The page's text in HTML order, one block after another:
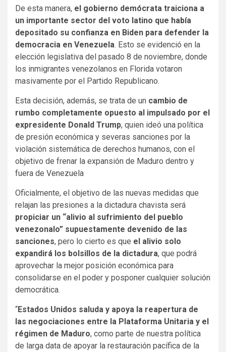
De esta manera, el gobierno demócrata traiciona a
un importante sector del voto latino que había
depositado su confianza en Biden para defender la
democracia en Venezuela. Esto se evidenció en la
elección legislativa del pasado 8 de noviembre, donde
los inmigrantes venezolanos en Florida votaron
masivamente por el Partido Republicano.
Esta decisión, además, se trata de un cambio de
rumbo completamente opuesto al impulsado por el
expresidente Donald Trump, quien ideó una política
de presión económica y severas sanciones por la
violación sistemática de derechos humanos, con el
objetivo de frenar la expansión de Maduro dentro y
fuera de Venezuela
Oficialmente, el objetivo de las nuevas medidas que
relajan las presiones a la dictadura chavista será
propiciar un “alivio al sufrimiento del pueblo
venezonalo” supuestamente devenido de las
sanciones, pero lo cierto es que el alivio solo
expandirá los bolsillos de la dictadura, que podrá
aprovechar la mejor posición económica para
consolidarse en el poder y posponer cualquier solución
democrática.
“Estados Unidos saluda y apoya la reapertura de
las negociaciones entre la Plataforma Unitaria y el
régimen de Maduro, como parte de nuestra política
de larga data de apoyar la restauración pacífica de la